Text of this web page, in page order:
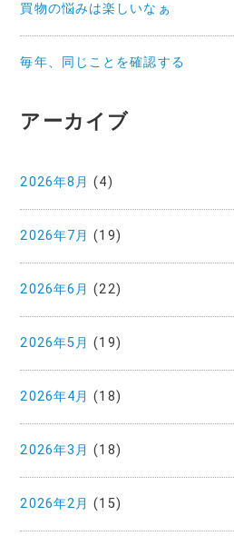
買物の悩みは楽しいなぁ
毎年、同じことを確認する
アーカイブ
2026年8月 (4)
2026年7月 (19)
2026年6月 (22)
2026年5月 (19)
2026年4月 (18)
2026年3月 (18)
2026年2月 (15)